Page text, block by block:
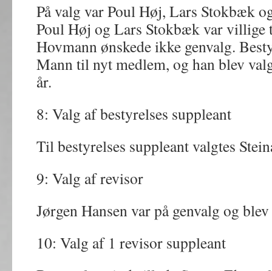
På valg var Poul Høj, Lars Stokbæk
Poul Høj og Lars Stokbæk var villige
Hovmann ønskede ikke genvalg.
Mann til nyt medlem, og han blev
år.
8: Valg af bestyrelses suppleant
Til bestyrelses suppleant valgtes
9: Valg af revisor
Jørgen Hansen var på genvalg og
10: Valg af 1 revisor suppleant